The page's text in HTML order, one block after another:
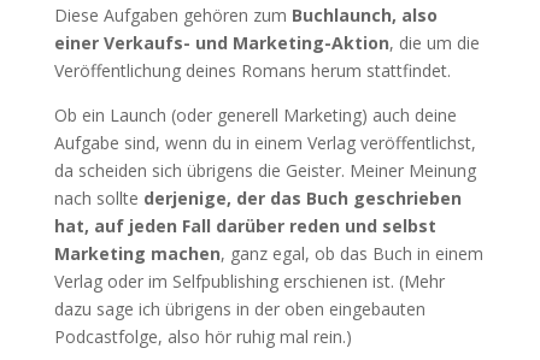
Diese Aufgaben gehören zum Buchlaunch, also
einer Verkaufs- und Marketing-Aktion, die um die
Veröffentlichung deines Romans herum stattfindet.
Ob ein Launch (oder generell Marketing) auch deine
Aufgabe sind, wenn du in einem Verlag veröffentlichst,
da scheiden sich übrigens die Geister. Meiner Meinung
nach sollte derjenige, der das Buch geschrieben
hat, auf jeden Fall darüber reden und selbst
Marketing machen, ganz egal, ob das Buch in einem
Verlag oder im Selfpublishing erschienen ist. (Mehr
dazu sage ich übrigens in der oben eingebauten
Podcastfolge, also hör ruhig mal rein.)